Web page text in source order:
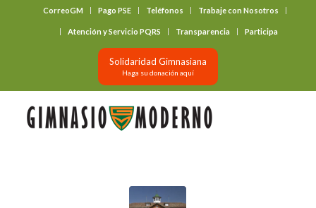
CorreoGM Pago PSE Teléfonos Trabaje con Nosotros
Atención y Servicio PQRS Transparencia Participa
Solidaridad Gimnasiana
Haga su donación aquí